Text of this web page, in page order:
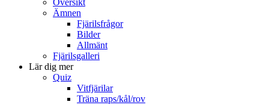
Ämnen
Fjärilsfrågor
Bilder
Allmänt
Fjärilsgalleri
Lär dig mer
Quiz
Vitfjärilar
Träna raps/kål/rov